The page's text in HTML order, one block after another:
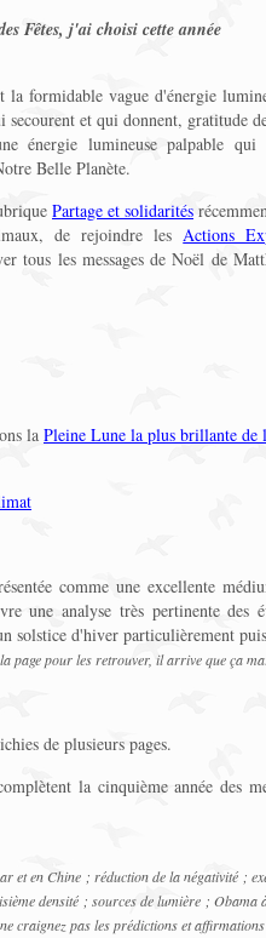
Fêtes, j'ai choisi cette année
formidable vague d'énergie
secourent et qui donnent, gratitude
énergie lumineuse palpable
Belle Planète.
Partage et solidarités
de rejoindre lesActions
tous les messages de Noël de
la Pleine Lune la plus brillante de
comme une excellente
une analyse très pertinente des
solstice d'hiver particulièrement
page pour les retrouver, il arrive que ça
de plusieurs pages.
la cinquième année des
et en Chine ; réduction de la négativité ;
densité ; sources de lumière ; Obama
craignez pas les prédictions et